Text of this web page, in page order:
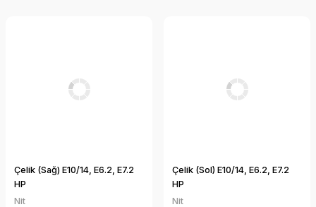
Çelik (Sağ) E10/14, E6.2, E7.2
HP
Nit
Çelik (Sol) E10/14, E6.2, E7.2
HP
Nit